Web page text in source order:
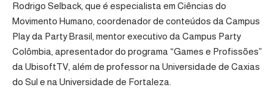
Rodrigo Selback, que é especialista em Ciências do
Movimento Humano, coordenador de conteúdos da Campus
Play da Party Brasil, mentor executivo da Campus Party
Colômbia, apresentador do programa “Games e Profissões”
da UbisoftTV, além de professor na Universidade de Caxias
do Sul e na Universidade de Fortaleza.